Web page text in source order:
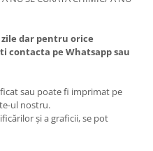
dar pentru orice
contacta pe Whatsapp sau
sau poate fi imprimat pe
ul nostru.
și a graficii, se pot